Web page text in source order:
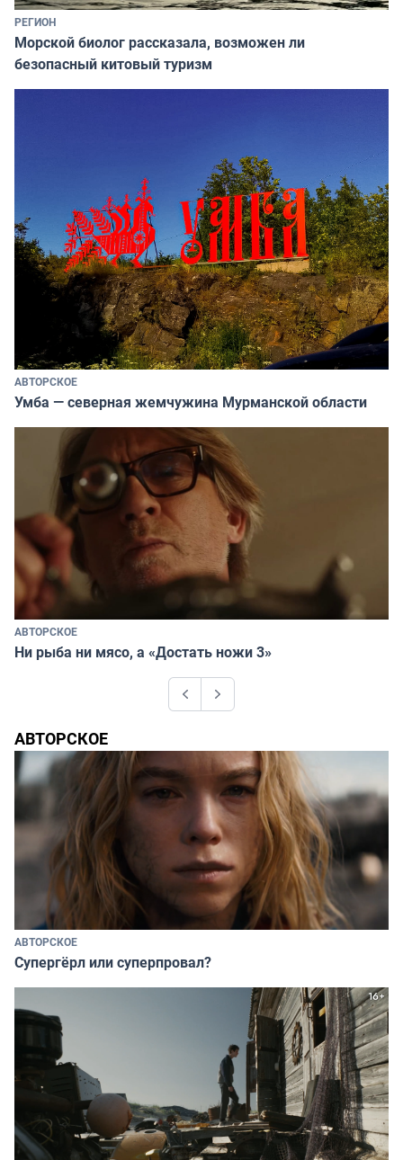
РЕГИОН
Морской биолог рассказала, возможен ли
безопасный китовый туризм
АВТОРСКОЕ
Умба — северная жемчужина Мурманской области
АВТОРСКОЕ
Ни рыба ни мясо, а «Достать ножи 3»
PreviousNext
АВТОРСКОЕ
АВТОРСКОЕ
Супергёрл или суперпровал?